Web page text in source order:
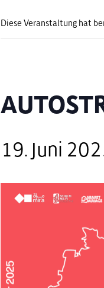
Diese Veranstaltung hat
19. Juni